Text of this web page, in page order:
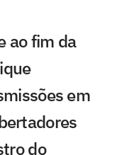
ao fim da
em
do